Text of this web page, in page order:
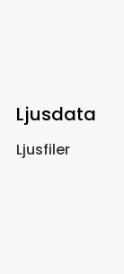
Ljusdata
Ljusfiler